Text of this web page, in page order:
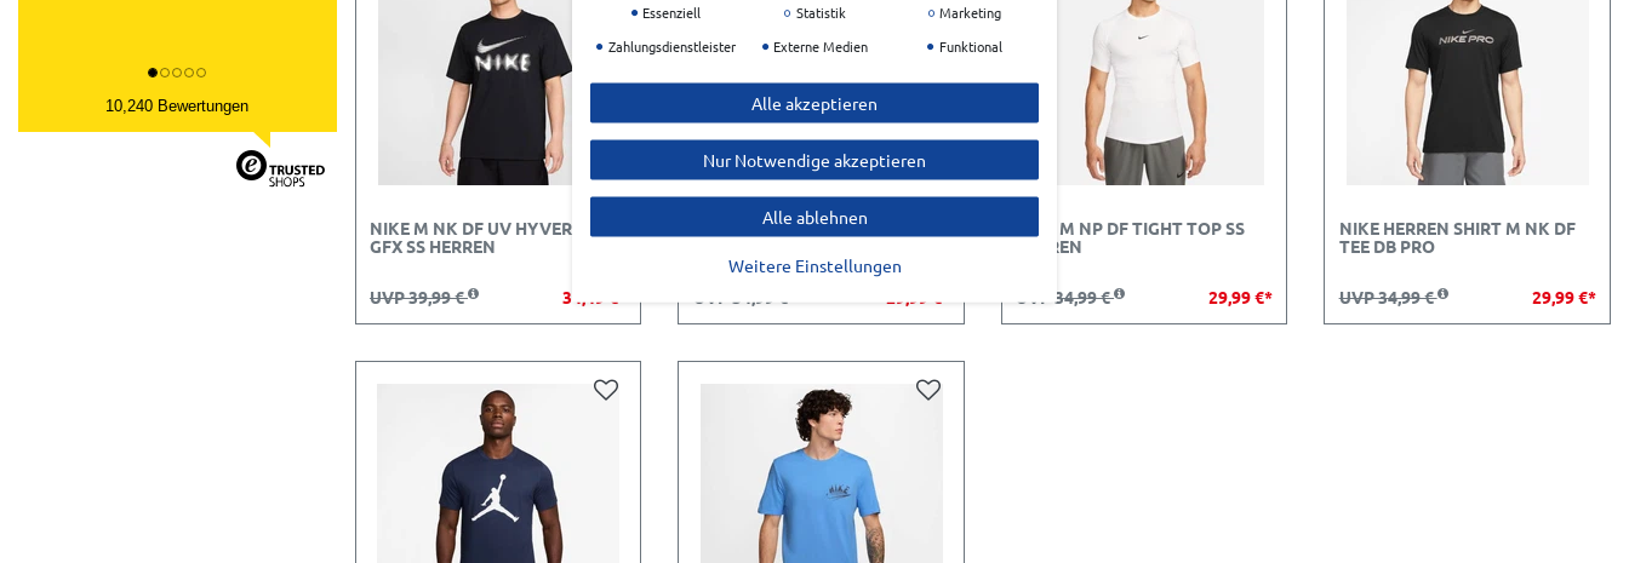
NIKE M NK DF UV HYVERSE
GFX SS HERREN
UVP 39,99 € 34,49 €*
NIKE M NK DF TEE NIKE PRO
UVP 34,99 € 29,99 €*
NIKE M NP DF TIGHT TOP SS
HERREN
UVP 34,99 € 29,99 €*
NIKE HERREN SHIRT M NK DF
TEE DB PRO
UVP 34,99 € 29,99 €*
10,240 Bewertungen
Essenziell Statistik
Marketing
Zahlungsdienstleister
Externe Medien Funktional
Alle akzeptieren
Nur Notwendige akzeptieren
Alle ablehnen
Weitere Einstellungen